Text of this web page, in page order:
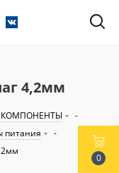
4,2мм
КОМПОНЕНТЫ
-
питания
-
0